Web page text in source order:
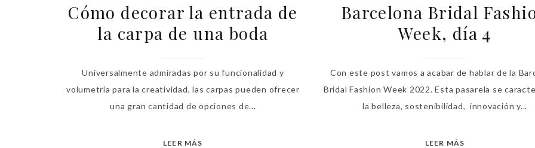
Cómo decorar la entrada de
la carpa de una boda
Universalmente admiradas por su funcionalidad y
volumetría para la creatividad, las carpas pueden ofrecer
una gran cantidad de opciones de...
LEER MÁS
Barcelona Bridal
Week, día 4
Con este post vamos a acabar de hablar de la
Bridal Fashion Week 2022. Esta pasarela se
la belleza, sostenibilidad, innovación y...
LEER MÁS